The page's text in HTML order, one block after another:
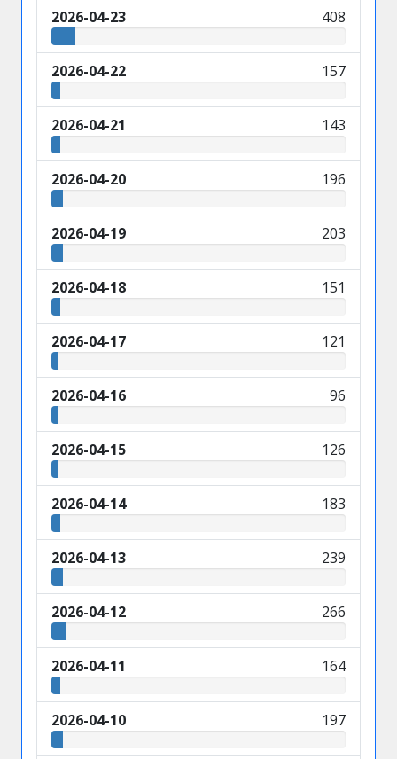
2026-04-23 408
2026-04-22 157
2026-04-21 143
2026-04-20 196
2026-04-19 203
2026-04-18 151
2026-04-17 121
2026-04-16 96
2026-04-15 126
2026-04-14 183
2026-04-13 239
2026-04-12 266
2026-04-11 164
2026-04-10 197